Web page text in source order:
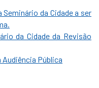
Seminário da Cidade a ser
da Cidade da Revisão
Audiência Pública